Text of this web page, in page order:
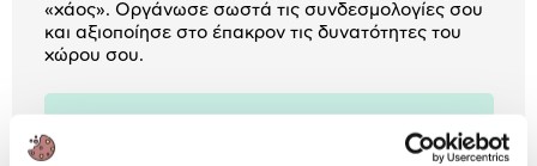
«χάος». Οργάνωσε σωστά τις συνδεσμολογίες σου
και αξιοποίησε στο έπακρον τις δυνατότητες του
χώρου σου.
Πληροφορίες